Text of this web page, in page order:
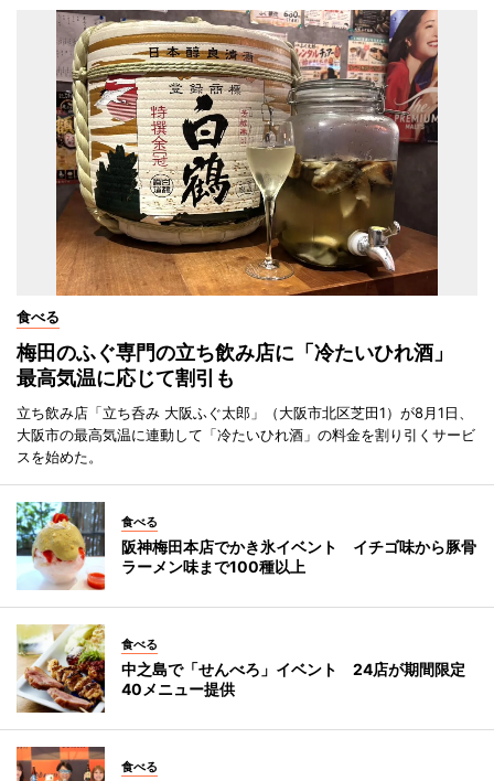
食べる
梅田のふぐ専門の立ち飲み店に「冷たいひれ酒」
最高気温に応じて割引も
立ち飲み店「立ち呑み 大阪ふぐ太郎」（大阪市北区芝田1）が8月1日、
大阪市の最高気温に連動して「冷たいひれ酒」の料金を割り引くサービ
スを始めた。
食べる
阪神梅田本店でかき氷イベント イチゴ味から豚骨
ラーメン味まで100種以上
食べる
中之島で「せんべろ」イベント 24店が期間限定
40メニュー提供
食べる